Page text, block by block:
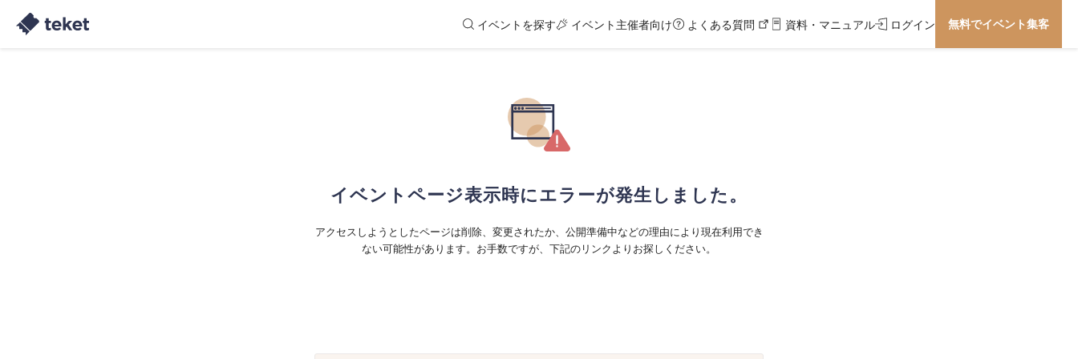
イベントを探す イベント主催者向け よくある質問 資料・マニュアル ログイン 無料でイベント集客
イベントページ表示時にエラーが発生しました。
アクセスしようとしたページは削除、変更されたか、公開準備中などの理由により現在利用でき
ない可能性があります。お手数ですが、下記のリンクよりお探しください。